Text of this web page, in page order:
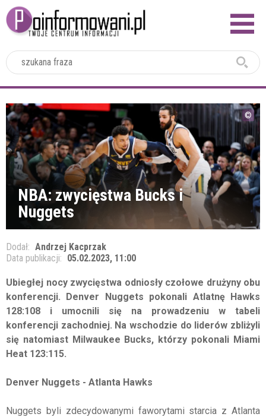
NBA: zwycięstwa Bucks i
Nuggets
Dodał: Andrzej Kacprzak
Data publikacji: 05.02.2023, 11:00
Ubiegłej nocy zwycięstwa odniosły czołowe drużyny obu
konferencji. Denver Nuggets pokonali Atlatnę Hawks
128:108 i umocnili się na prowadzeniu w tabeli
konferencji zachodniej. Na wschodzie do liderów zbliżyli
się natomiast Milwaukee Bucks, którzy pokonali Miami
Heat 123:115.
Denver Nuggets - Atlanta Hawks
Nuggets byli zdecydowanymi faworytami starcia z Atlanta